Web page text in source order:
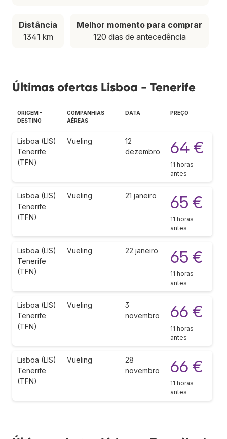
Distância
1341 km
Melhor momento para comprar
120 dias de antecedência
Últimas ofertas Lisboa - Tenerife
ORIGEM -
DESTINO
COMPANHIAS
AÉREAS
DATA PREÇO
Lisboa (LIS)
Tenerife
(TFN)
Vueling
12
dezembro
64 €
11 horas
antes
Lisboa (LIS)
Tenerife
(TFN)
Vueling 21 janeiro 65 €
11 horas
antes
Lisboa (LIS)
Tenerife
(TFN)
Vueling 22 janeiro 65 €
11 horas
antes
Lisboa (LIS)
Tenerife
(TFN)
Vueling
3
novembro
66 €
11 horas
antes
Lisboa (LIS)
Tenerife
(TFN)
Vueling
28
novembro
66 €
11 horas
antes